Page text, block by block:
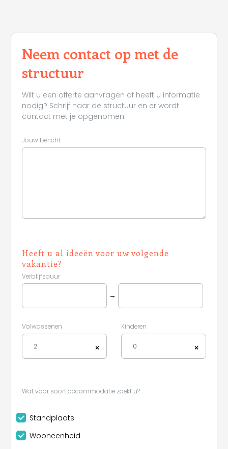
Neem contact op met de
structuur
Wilt u een offerte aanvragen of heeft u informatie
nodig? Schrijf naar de structuur en er wordt
contact met je opgenomen!
Jouw bericht
Heeft u al ideeën voor uw volgende
vakantie?
Verblijfsduur
→
Volwassenen
×
2
Kinderen
×
0
Wat voor soort accommodatie zoekt u?
Standplaats
Wooneenheid